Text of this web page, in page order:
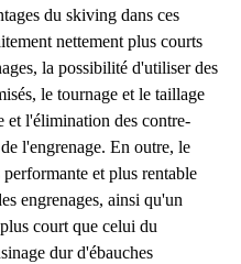
du skiving dans ces
nettement plus courts
la possibilité d'utiliser des
le tournage et le taillage
et l'élimination des contre-
l'engrenage. En outre, le
et plus rentable
engrenages, ainsi qu'un
court que celui du
dur d'ébauches